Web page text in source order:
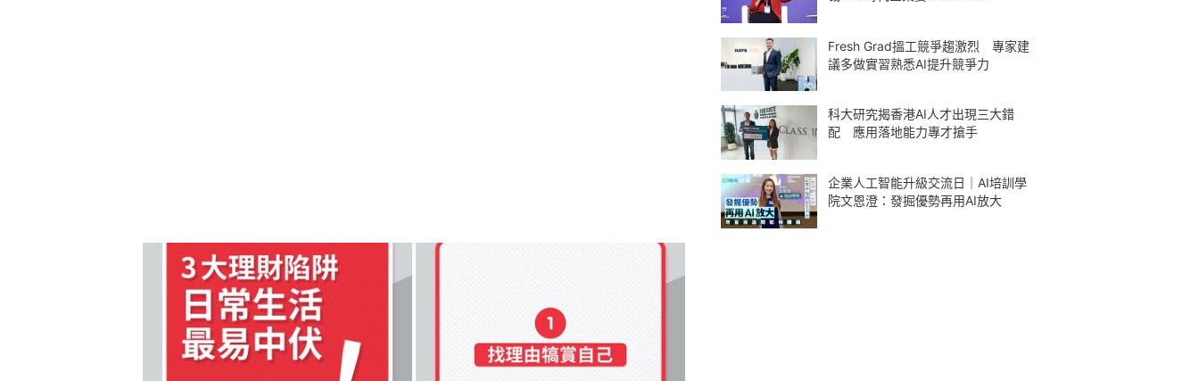
Fresh Grad搵工競爭趨激烈 專家建
議多做實習熟悉AI提升競爭力
科大研究揭香港AI人才出現三大錯
配 應用落地能力專才搶手
企業人工智能升級交流日｜AI培訓學
院文恩澄：發掘優勢再用AI放大